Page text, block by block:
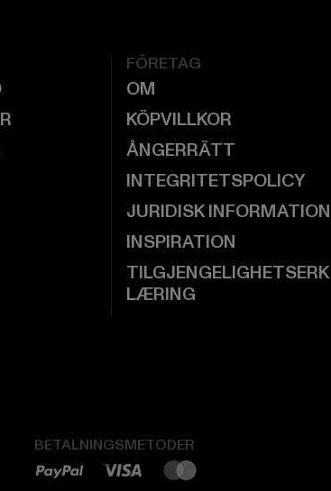
FÖRETAG
OM
KÖPVILLKOR
ÅNGERRÄTT
INTEGRITETSPOLICY
JURIDISK INFORMATION
INSPIRATION
TILGJENGELIGHETSERK
LÆRING
BETALNINGSMETODER